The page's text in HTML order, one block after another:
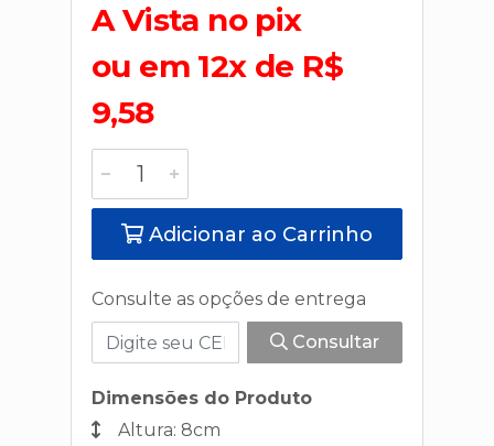
A Vista no pix
ou em 12x de R$
9,58
Adicionar ao Carrinho
Consulte as opções de entrega
Consultar
Dimensões do Produto
Altura: 8cm